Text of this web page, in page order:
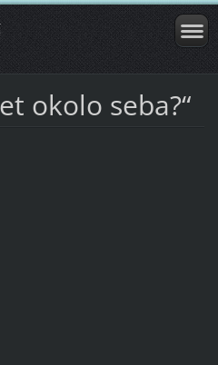
okolo seba?“